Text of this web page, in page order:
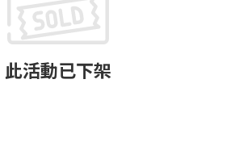
此活動已下架